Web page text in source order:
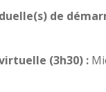
de
(3h30) :